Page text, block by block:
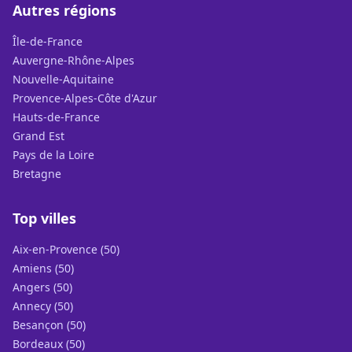
Autres régions
Île-de-France
Auvergne-Rhône-Alpes
Nouvelle-Aquitaine
Provence-Alpes-Côte d'Azur
Hauts-de-France
Grand Est
Pays de la Loire
Bretagne
Top villes
Aix-en-Provence (50)
Amiens (50)
Angers (50)
Annecy (50)
Besançon (50)
Bordeaux (50)